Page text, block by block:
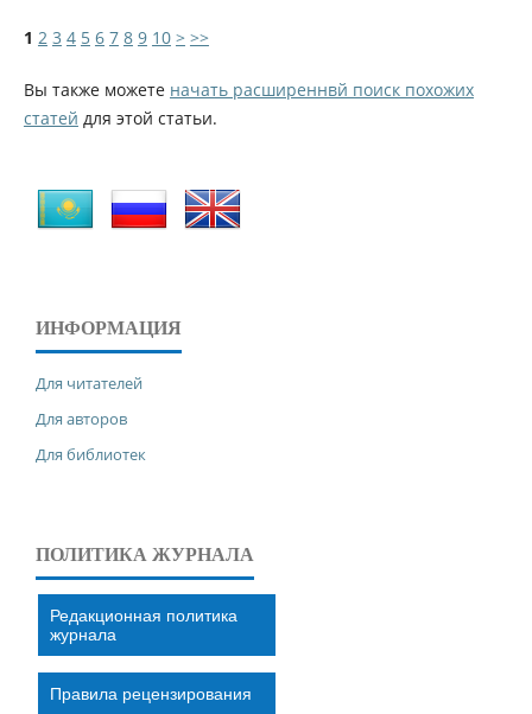
1 2 3 4 5 6 7 8 9 10 > >>
Вы также можете начать расширеннвй поиск похожих
статей для этой статьи.
ИНФОРМАЦИЯ
Для читателей
Для авторов
Для библиотек
ПОЛИТИКА ЖУРНАЛА
Редакционная политика
журнала
Правила рецензирования